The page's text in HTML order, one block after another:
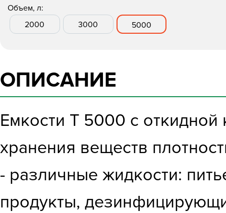
Объем, л:
2000
3000 5000
ОПИСАНИЕ
Емкости T 5000 с
хранения веществ
- различные жидкости:
продукты,